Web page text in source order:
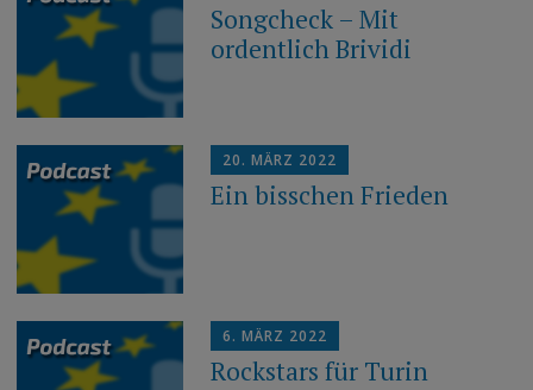
Songcheck – Mit
ordentlich Brividi
20. MÄRZ 2022
Ein bisschen Frieden
6. MÄRZ 2022
Rockstars für Turin